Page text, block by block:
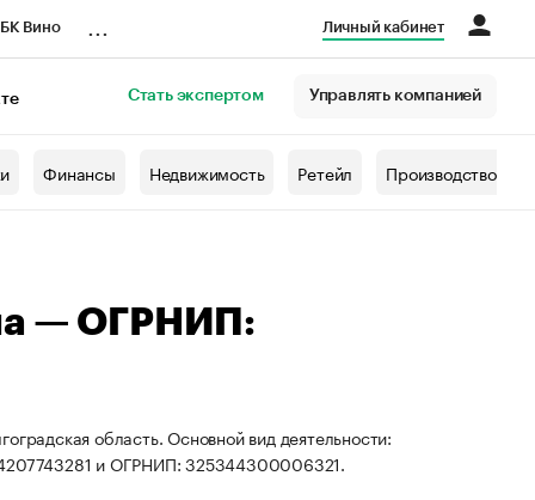
Вино Личный кабинет
Стать экспертом Управлять компанией
Финансы Недвижимость Ретейл Производство
— ОГРНИП:
область. Основной вид деятельности:
и ОГРНИП: 325344300006321.